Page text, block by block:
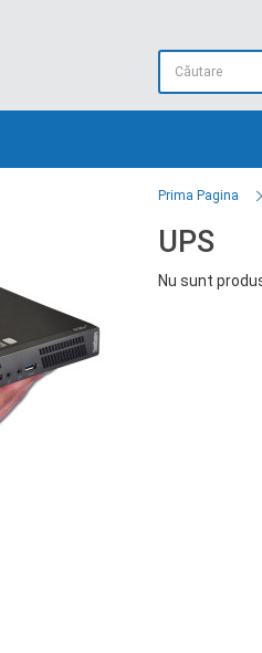
Prima Pagina
UPS
Nu sunt